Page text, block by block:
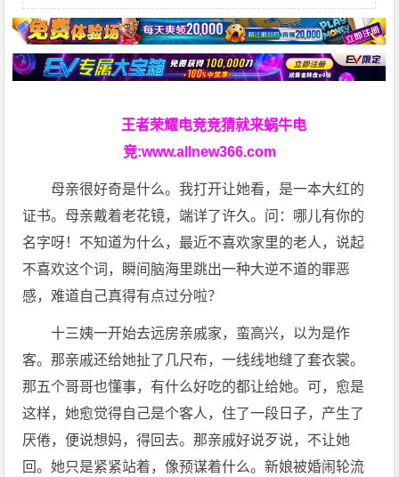
王者荣耀电竞竞猜就来蜗牛电
竞:www.allnew366.com
母亲很好奇是什么。我打开让她看，是一本大红的
证书。母亲戴着老花镜，端详了许久。问：哪儿有你的
名字呀！不知道为什么，最近不喜欢家里的老人，说起
不喜欢这个词，瞬间脑海里跳出一种大逆不道的罪恶
感，难道自己真得有点过分啦？
十三姨一开始去远房亲戚家，蛮高兴，以为是作
客。那亲戚还给她扯了几尺布，一线线地缝了套衣裳。
那五个哥哥也懂事，有什么好吃的都让给她。可，愈是
这样，她愈觉得自己是个客人，住了一段日子，产生了
厌倦，便说想妈，得回去。那亲戚好说歹说，不让她
回。她只是紧紧站着，像预谋着什么。新娘被婚闹轮流